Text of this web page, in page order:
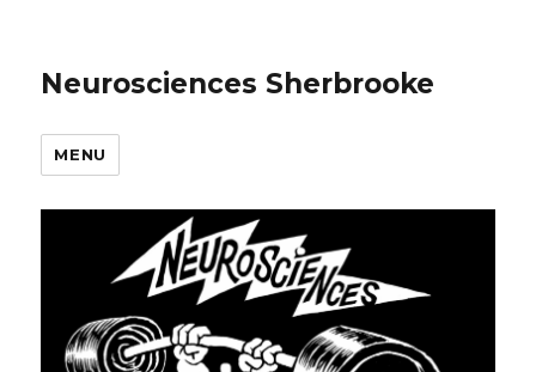
Neurosciences Sherbrooke
MENU